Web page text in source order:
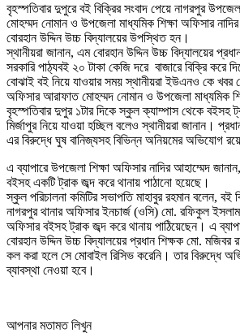
বৃহস্পতিবার দুপুরে বই বিক্রির সংবাদ পেয়ে নাগরপুর
মোহম্মদ নোমান ও উপজেলা মাধ্যমিক শিক্ষা অফিসার
বোরহান উদ্দিন উচ্চ বিদ্যালয়ের উপস্থিত হন।
স্থানীয়রা জানান, এম বোরহান উদ্দিন উচ্চ বিদ্যালয়ের
সরকারি পাঠ্যবই ২০ টাকা কেজি দরে বাজারে বিক্রি করে
বোঝাই বই নিয়ে যাওয়ার সময় স্থানীয়রা ইউএনও কে খবর
অফিসার আরাফাত মোহম্মদ নোমান ও উপজেলা মাধ্যমিক
বৃহস্পতিবার দুপুর ১টার দিকে স্কুল ক্যাম্পাস থেকে বইসহ
মির্জাপুর নিয়ে যাওয়া হচ্ছিল বলেও স্থানীয়রা জানান।
এর বিরুদ্ধে ঘুষ বানিজ্যসহ বিভিন্ন অনিয়মের অভিযোগ
এ ব্যাপারে উপজেলা শিক্ষা অফিসার নাদির আহাম্মেদ
বইসহ একটি ট্রাক জব্দ করে থানায় পাঠানো হয়েছে।
স্কুল পরিচালনা কমিটির সভাপতি মাহাবুর রহমান বলেন, বই
নাগরপুর থানার অফিসার ইনচার্জ (ওসি) মো. রফিকুল
অফিসার বইসহ ট্রাক জব্দ করে থানায় পাঠিয়েছেন। এ
বোরহান উদ্দিন উচ্চ বিদ্যালয়ের প্রধান শিক্ষক মো. মজিবর
কল করা হলে সে মোবাইল রিসিভ করেনি। তার বিরুদ্ধে
ব্যাবস্থা নেওয়া হবে।
আপনার মতামত লিখুন